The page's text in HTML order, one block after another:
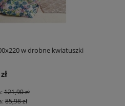
w drobne kwiatuszki
121,90 zł
85,98 zł